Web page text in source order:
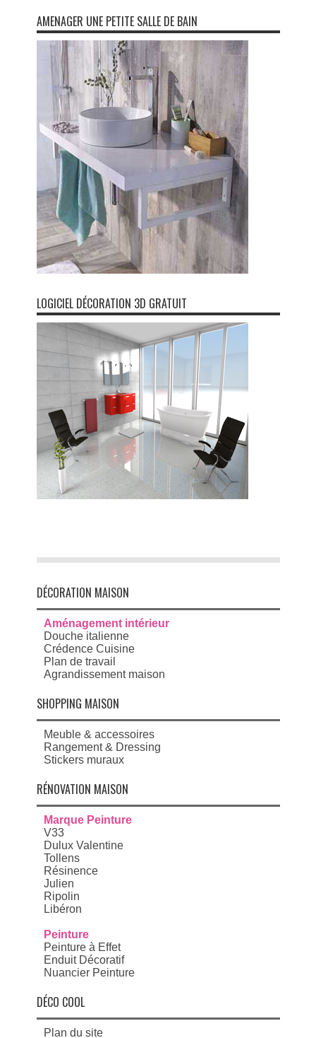
AMENAGER UNE PETITE SALLE DE BAIN
LOGICIEL DÉCORATION 3D GRATUIT
DÉCORATION MAISON
Aménagement intérieur
Douche italienne
Crédence Cuisine
Plan de travail
Agrandissement maison
SHOPPING MAISON
Meuble & accessoires
Rangement & Dressing
Stickers muraux
RÉNOVATION MAISON
Marque Peinture
V33
Dulux Valentine
Tollens
Résinence
Julien
Ripolin
Libéron
Peinture
Peinture à Effet
Enduit Décoratif
Nuancier Peinture
DÉCO COOL
Plan du site